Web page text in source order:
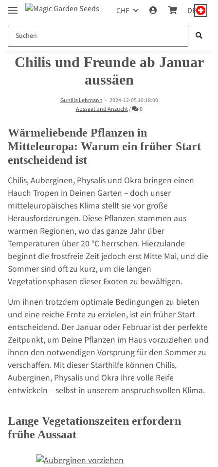
CHF DE
Chilis und Freunde ab Januar
aussäen
Gunilla Lehmann – 2024-12-05 10:18:00
Aussaat und Anzucht/ Kommentare
0
Wärmeliebende Pflanzen in
Mitteleuropa: Warum ein früher Start
entscheidend ist
Chilis, Auberginen, Physalis und Okra bringen einen
Hauch Tropen in Deinen Garten – doch unser
mitteleuropäisches Klima stellt sie vor große
Herausforderungen. Diese Pflanzen stammen aus
warmen Regionen, wo das ganze Jahr über
Temperaturen über 20 °C herrschen. Hierzulande
beginnt die frostfreie Zeit jedoch erst Mitte Mai, und die
Sommer sind oft zu kurz, um die langen
Vegetationsphasen dieser Exoten zu bewältigen.
Um ihnen trotzdem optimale Bedingungen zu bieten
und eine reiche Ernte zu erzielen, ist ein früher Start
entscheidend. Der Januar oder Februar ist der perfekte
Zeitpunkt, um Deine Pflanzen im Haus vorzuziehen und
ihnen den notwendigen Vorsprung für den Sommer zu
verschaffen. Mit dieser Starthilfe können Chilis,
Auberginen, Physalis und Okra ihre volle Reife
entwickeln – selbst in unserem anspruchsvollen Klima.
Lange Vegetationszeiten erfordern
frühe Aussaat